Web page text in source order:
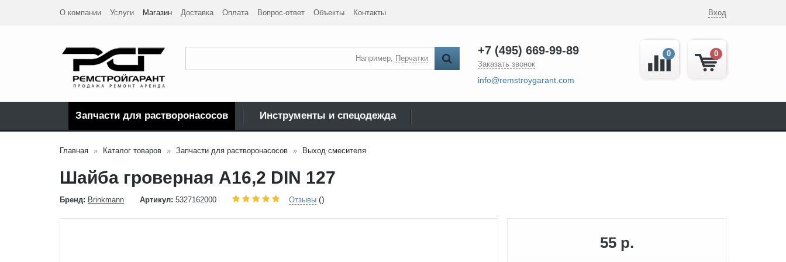
О компании Услуги Магазин Доставка Оплата Вопрос-ответ Объекты Контакты Вход
Например, Перчатки
+7 (495) 669-99-89
Заказать звонок
info@remstroygarant.com
0
0
Запчасти для растворонасосов Инструменты и спецодежда
Главная Каталог товаров Запчасти для растворонасосов Выход смесителя
Шайба гроверная А16,2 DIN 127
Бренд: Brinkmann Артикул: 5327162000 Отзывы ()
55 р.